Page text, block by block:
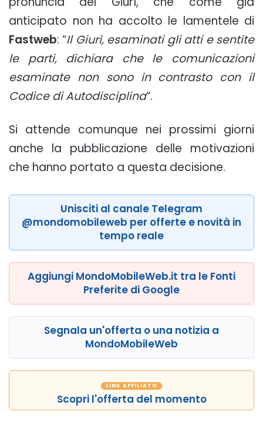
anticipato non ha accolto le lamentele di
Fastweb: “Il Giurì, esaminati gli atti e sentite
le parti, dichiara che le comunicazioni
esaminate non sono in contrasto con il
Codice di Autodisciplina“.
Si attende comunque nei prossimi giorni
anche la pubblicazione delle motivazioni
che hanno portato a questa decisione.
Unisciti al canale Telegram
@mondomobileweb per offerte e novità in
tempo reale
Aggiungi MondoMobileWeb.it tra le Fonti
Preferite di Google
Segnala un'offerta o una notizia a
MondoMobileWeb
LINK AFFILIATO
Scopri l'offerta del momento